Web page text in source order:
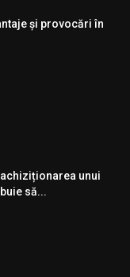
și provocări în
unui
să...